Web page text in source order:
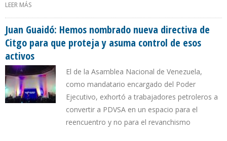
LEER MÁS
Juan Guaidó: Hemos nombrado nueva directiva de
Citgo para que proteja y asuma control de esos
activos
El de la Asamblea Nacional de Venezuela,
como mandatario encargado del Poder
Ejecutivo, exhortó a trabajadores petroleros a
convertir a PDVSA en un espacio para el
reencuentro y no para el revanchismo